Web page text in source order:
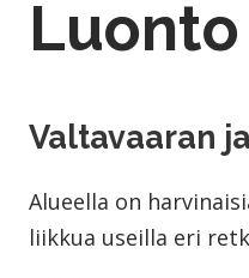
Luonto
Valtavaaran
Alueella on
liikkua useilla eri